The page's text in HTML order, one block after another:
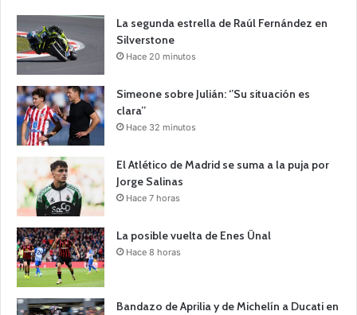
La segunda estrella de Raúl Fernández en
Silverstone
Hace 20 minutos
Simeone sobre Julián: ‘’Su situación es
clara’’
Hace 32 minutos
El Atlético de Madrid se suma a la puja por
Jorge Salinas
Hace 7 horas
La posible vuelta de Enes Ünal
Hace 8 horas
Bandazo de Aprilia y de Michelín a Ducati en